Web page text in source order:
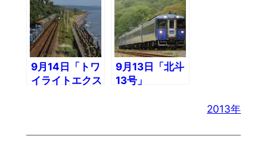
9月14日「トワ
イライトエクス
9月13日「北斗
13号」
2013年